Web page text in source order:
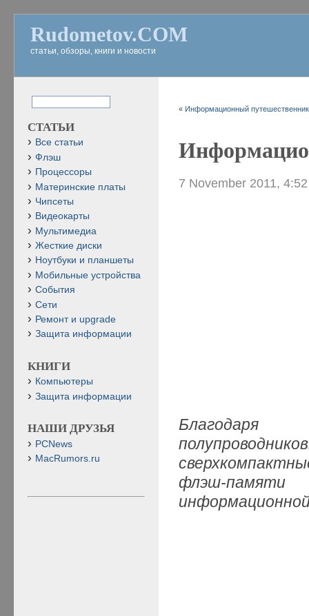
Rudometov.COM
статьи, обзоры, книги и новости
« Информационный
7 November 2011,
Благодаря
флэш-
СТАТЬИ
Все статьи
Флэш
Процессоры
Материнские платы
Чипсеты
Видеокарты
Мультимедиа
Жесткие диски
Ноутбуки и планшеты
Мобильные устройства
События
Сети
Ремонт и upgrade
Защита информации
КНИГИ
Компьютеры
Защита информации
НАШИ ДРУЗЬЯ
PCNews
MacRumors.ru